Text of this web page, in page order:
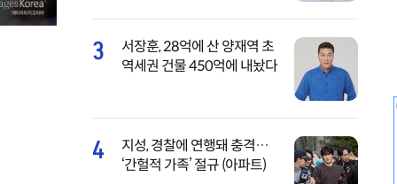
3
서장훈, 28억에 산 양재역 초
역세권 건물 450억에 내놨다
4
지성, 경찰에 연행돼 충격…
‘간헐적 가족’ 절규 (아파트)